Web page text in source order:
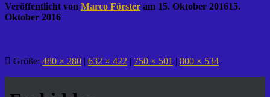
Veröffentlicht von Marco Förster am 15. Oktober 201615.
Oktober 2016
Größe: 480 × 280 | 632 × 422 | 750 × 501 | 800 × 534